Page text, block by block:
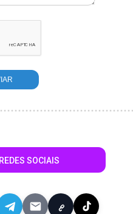
SOCIAIS